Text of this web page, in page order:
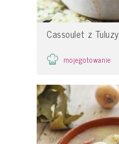
Cassoulet z Tuluzy
mojegotowanie